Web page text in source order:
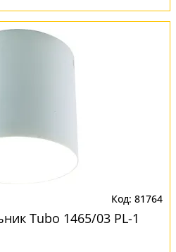
81764
Tubo 1465/03 PL-1